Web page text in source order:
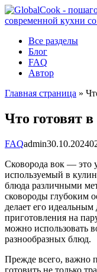
Перейти
к
Все разделы
Блог
FAQ
Автор
Главная страница »
Что готовят в
FAQadmin30.10.20240
Сковорода вок — это
используемый в
блюда различными
сковороды глубоким
делает его
приготовления на
можно использовать
разнообразных блюд.
Прежде всего, важно
готовить не только